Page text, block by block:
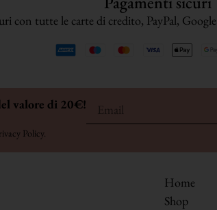
con tutte le carte di credito, PayPal,
valore di 20€!
Policy.
Home
Shop